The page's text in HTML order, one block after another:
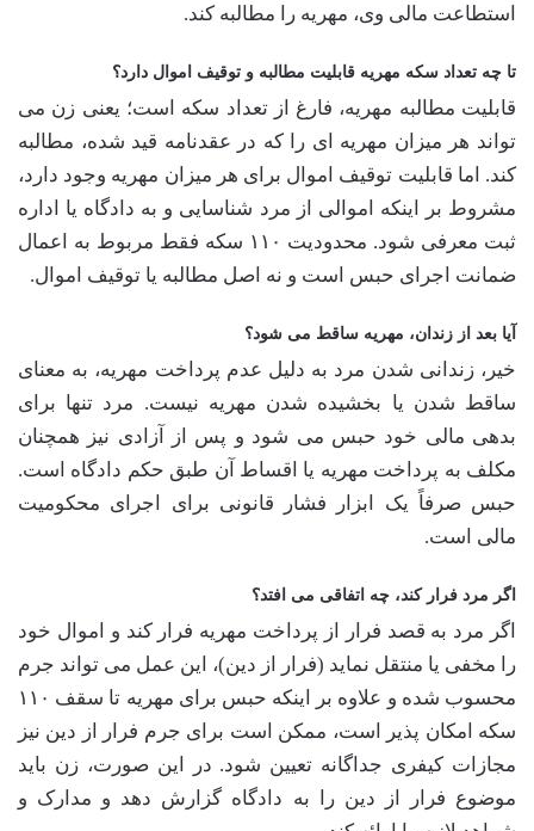
استطاعت مالی وی، مهریه را مطالبه کند.
تا چه تعداد سکه مهریه قابلیت مطالبه و توقیف اموال دارد؟
قابلیت مطالبه مهریه، فارغ از تعداد سکه است؛ یعنی زن می
تواند هر میزان مهریه ای را که در عقدنامه قید شده، مطالبه
کند. اما قابلیت توقیف اموال برای هر میزان مهریه وجود دارد،
مشروط بر اینکه اموالی از مرد شناسایی و به دادگاه یا اداره
ثبت معرفی شود. محدودیت ۱۱۰ سکه فقط مربوط به اعمال
ضمانت اجرای حبس است و نه اصل مطالبه یا توقیف اموال.
آیا بعد از زندان، مهریه ساقط می شود؟
خیر، زندانی شدن مرد به دلیل عدم پرداخت مهریه، به معنای
ساقط شدن یا بخشیده شدن مهریه نیست. مرد تنها برای
بدهی مالی خود حبس می شود و پس از آزادی نیز همچنان
مکلف به پرداخت مهریه یا اقساط آن طبق حکم دادگاه است.
حبس صرفاً یک ابزار فشار قانونی برای اجرای محکومیت
مالی است.
اگر مرد فرار کند، چه اتفاقی می افتد؟
اگر مرد به قصد فرار از پرداخت مهریه فرار کند و اموال خود
را مخفی یا منتقل نماید (فرار از دین)، این عمل می تواند جرم
محسوب شده و علاوه بر اینکه حبس برای مهریه تا سقف ۱۱۰
سکه امکان پذیر است، ممکن است برای جرم فرار از دین نیز
مجازات کیفری جداگانه تعیین شود. در این صورت، زن باید
موضوع فرار از دین را به دادگاه گزارش دهد و مدارک و